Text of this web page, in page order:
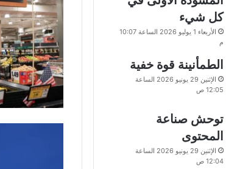
كل شيء
الأربعاء 1 يوليو 2026 الساعة 10:07
م
الطمأنينة قوة خفية
الإثنين 29 يونيو 2026 الساعة
12:05 ص
توحش صناعة
المحتوى
الإثنين 29 يونيو 2026 الساعة
12:04 ص